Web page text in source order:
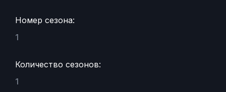
Номер сезона:
1
Количество сезонов:
1